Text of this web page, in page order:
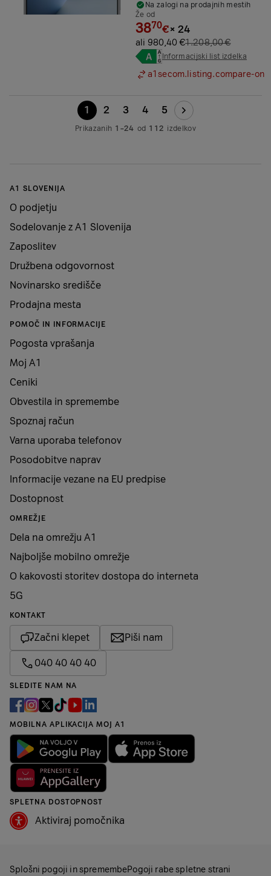
Na zalogi na prodajnih mestih
Že od
3870€× 24
ali 980,40 €1.208,00 €
Informacijski list izdelka
a1secom.listing.compare-on
1 2 3 4 5
Prikazanih 1–24 od 112 izdelkov
A1 SLOVENIJA
O podjetju
Sodelovanje z A1 Slovenija
Zaposlitev
Družbena odgovornost
Novinarsko središče
Prodajna mesta
POMOČ IN INFORMACIJE
Pogosta vprašanja
Moj A1
Ceniki
Obvestila in spremembe
Spoznaj račun
Varna uporaba telefonov
Posodobitve naprav
Informacije vezane na EU predpise
Dostopnost
OMREŽJE
Dela na omrežju A1
Najboljše mobilno omrežje
O kakovosti storitev dostopa do interneta
5G
KONTAKT
Začni klepet Piši nam
040 40 40 40
SLEDITE NAM NA
MOBILNA APLIKACIJA MOJ A1
SPLETNA DOSTOPNOST
Aktiviraj pomočnika
Splošni pogoji in spremembePogoji rabe spletne strani